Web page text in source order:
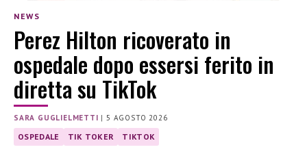
NEWS
Perez Hilton ricoverato in
ospedale dopo essersi ferito in
diretta su TikTok
SARA GUGLIELMETTI |5 AGOSTO 2026
OSPEDALE TIK TOKER TIKTOK